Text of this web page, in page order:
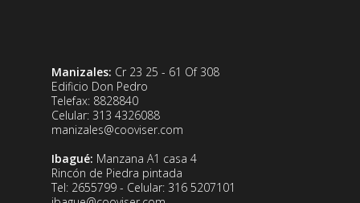
Manizales: Cr 23 25 - 61 Of 308
Edificio Don Pedro
Telefax: 8828840
Celular: 313 4326088
manizales@cooviser.com
Ibagué: Manzana A1 casa 4
Rincón de Piedra pintada
Tel: 2655799 - Celular: 316 5207101